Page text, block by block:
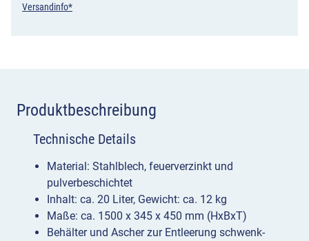
Versandinfo*
Produktbeschreibung
Technische Details
Material: Stahlblech, feuerverzinkt und
pulverbeschichtet
Inhalt: ca. 20 Liter, Gewicht: ca. 12 kg
Maße: ca. 1500 x 345 x 450 mm (HxBxT)
Behälter und Ascher zur Entleerung schwenk-